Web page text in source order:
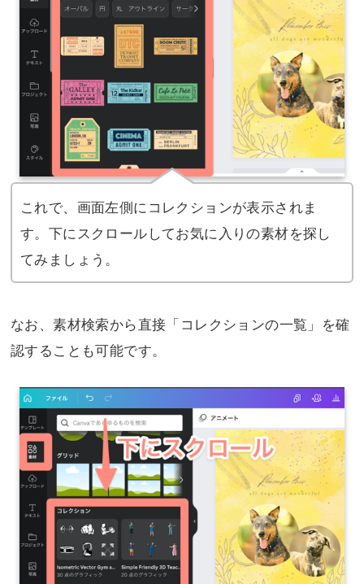
これで、画面左側にコレクションが表示されま
す。下にスクロールしてお気に入りの素材を探し
てみましょう。
なお、素材検索から直接「コレクションの一覧」を確
認することも可能です。